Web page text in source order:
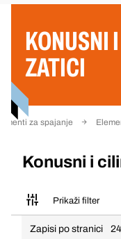
KONUSNI
ZATICI
za spajanje
Konusni i
Prikaži filter
Zapisi po stranici
24